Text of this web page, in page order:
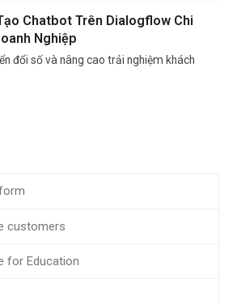
Chatbot Trên Dialogflow Chi
Nghiệp
đổi số và nâng cao trải nghiệm khách
customers
for Education